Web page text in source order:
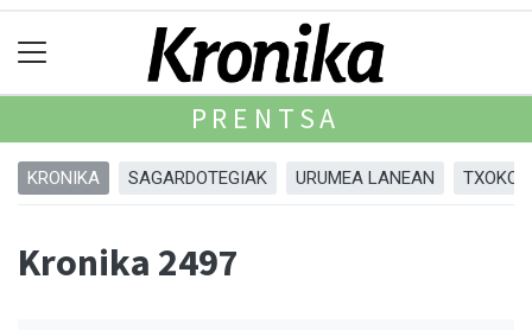
PRENTSA
KRONIKA SAGARDOTEGIAK URUMEA LANEAN
Kronika 2497